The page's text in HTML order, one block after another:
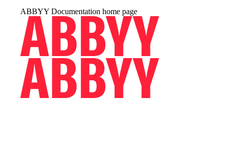
ABBYY Documentation home page